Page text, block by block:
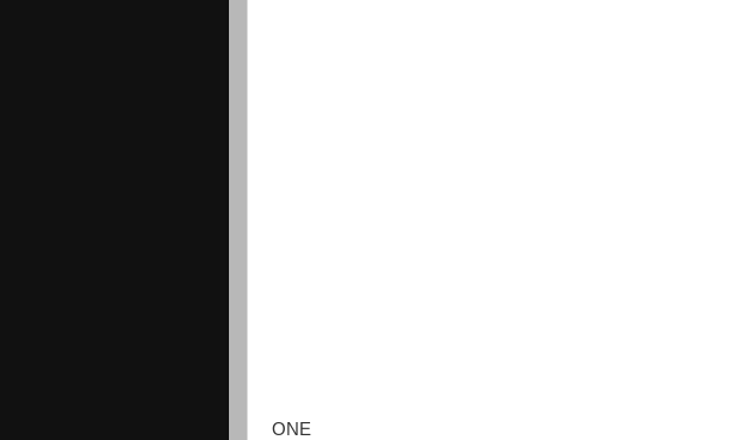
ONE